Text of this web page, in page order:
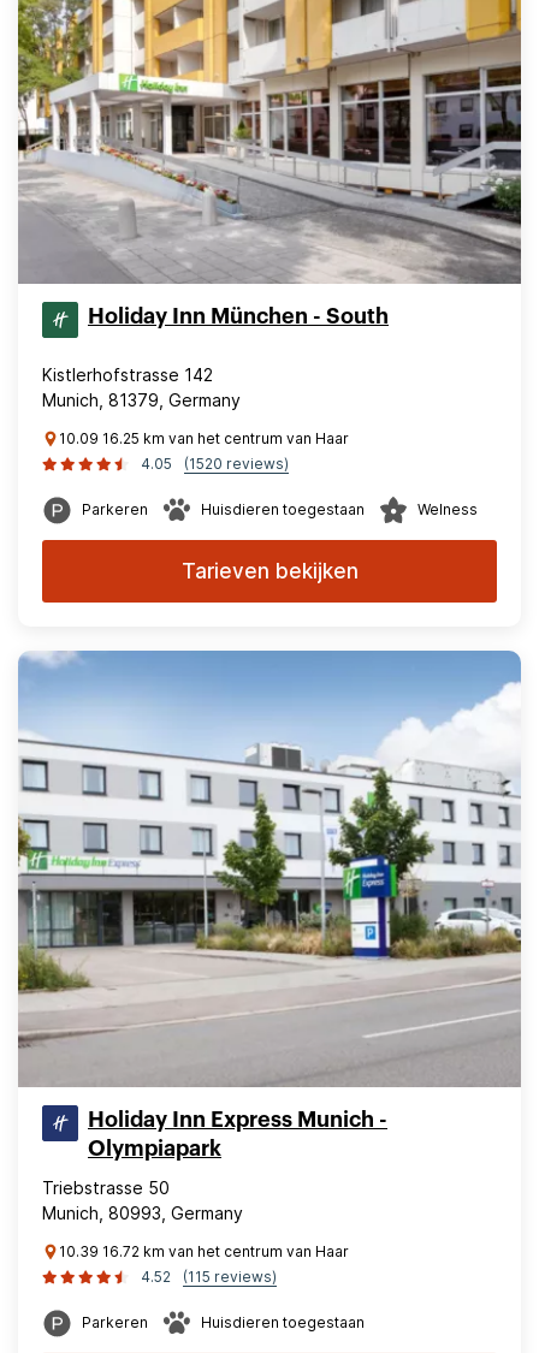
Holiday Inn München - South
Kistlerhofstrasse 142
Munich, 81379, Germany
10.09 16.25 km van het centrum van Haar
4.05
(1520 reviews)
Parkeren Huisdieren toegestaan Welness
Tarieven bekijken
Holiday Inn Express Munich -
Olympiapark
Triebstrasse 50
Munich, 80993, Germany
10.39 16.72 km van het centrum van Haar
4.52
(115 reviews)
Parkeren Huisdieren toegestaan